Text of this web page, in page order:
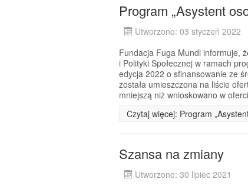
Program „Asystent
Utworzono: 03 styczeń 2022
Fundacja Fuga Mundi informuje,
i Polityki Społecznej w ramach
edycja 2022 o sfinansowanie ze
została umieszczona na liście
mniejszą niż wnioskowano w
Czytaj więcej: Program
Szansa na zmiany
Utworzono: 30 lipiec 2021